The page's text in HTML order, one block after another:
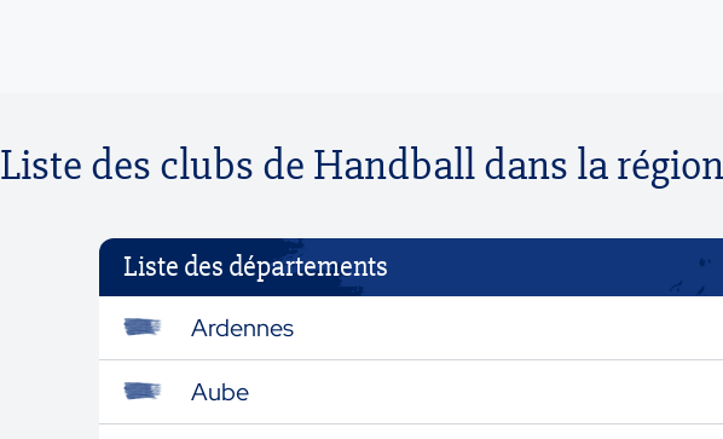
Liste des clubs de Handball dans la
Liste des départements
Ardennes
Aube